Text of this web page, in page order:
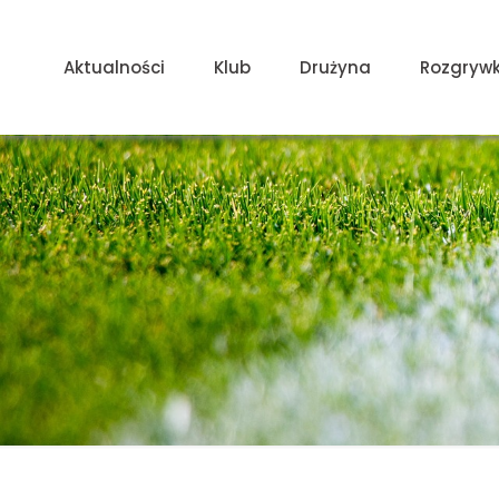
Aktualności Klub Drużyna